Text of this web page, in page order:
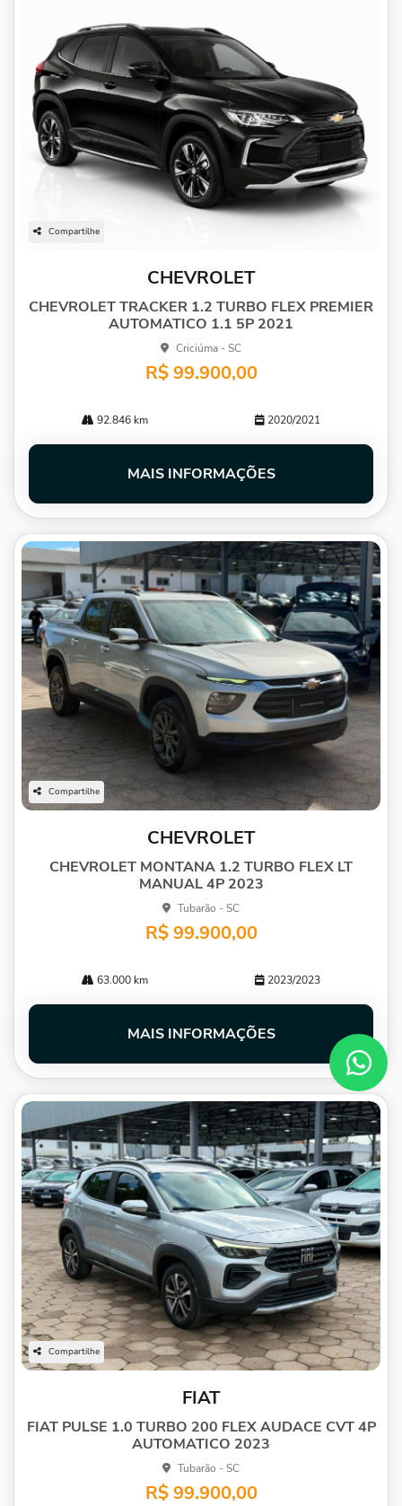
Compartilhe
CHEVROLET
CHEVROLET TRACKER 1.2 TURBO FLEX PREMIER
AUTOMATICO 1.1 5P 2021
Criciúma - SC
R$ 99.900,00
92.846 km 2020/2021
MAIS INFORMAÇÕES
Compartilhe
CHEVROLET
CHEVROLET MONTANA 1.2 TURBO FLEX LT
MANUAL 4P 2023
Tubarão - SC
R$ 99.900,00
63.000 km 2023/2023
MAIS INFORMAÇÕES
Compartilhe
FIAT
FIAT PULSE 1.0 TURBO 200 FLEX AUDACE CVT 4P
AUTOMATICO 2023
Tubarão - SC
R$ 99.900,00